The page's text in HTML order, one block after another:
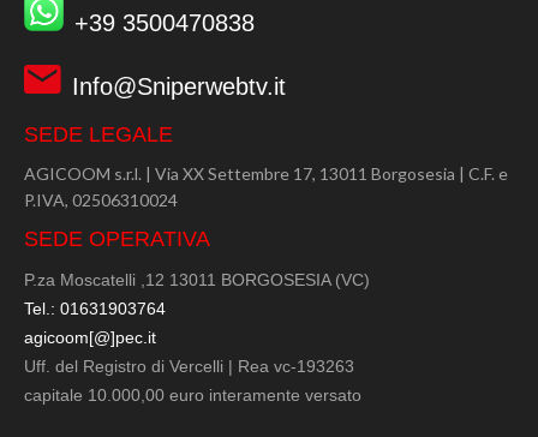
+39 3500470838
Info@Sniperwebtv.it
SEDE LEGALE
AGICOOM s.r.l. | Via XX Settembre 17, 13011 Borgosesia | C.F. e
P.IVA, 02506310024
SEDE OPERATIVA
P.za Moscatelli ,12 13011 BORGOSESIA (VC)
Tel.: 01631903764
agicoom[@]pec.it
Uff. del Registro di Vercelli | Rea vc-193263
capitale 10.000,00 euro interamente versato